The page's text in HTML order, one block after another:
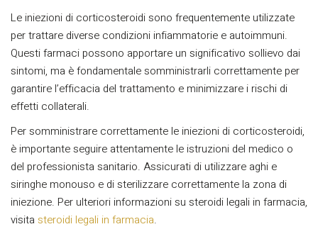
Le iniezioni di corticosteroidi sono frequentemente utilizzate
per trattare diverse condizioni infiammatorie e autoimmuni.
Questi farmaci possono apportare un significativo sollievo dai
sintomi, ma è fondamentale somministrarli correttamente per
garantire l’efficacia del trattamento e minimizzare i rischi di
effetti collaterali.
Per somministrare correttamente le iniezioni di corticosteroidi,
è importante seguire attentamente le istruzioni del medico o
del professionista sanitario. Assicurati di utilizzare aghi e
siringhe monouso e di sterilizzare correttamente la zona di
iniezione. Per ulteriori informazioni su steroidi legali in farmacia,
visita steroidi legali in farmacia.